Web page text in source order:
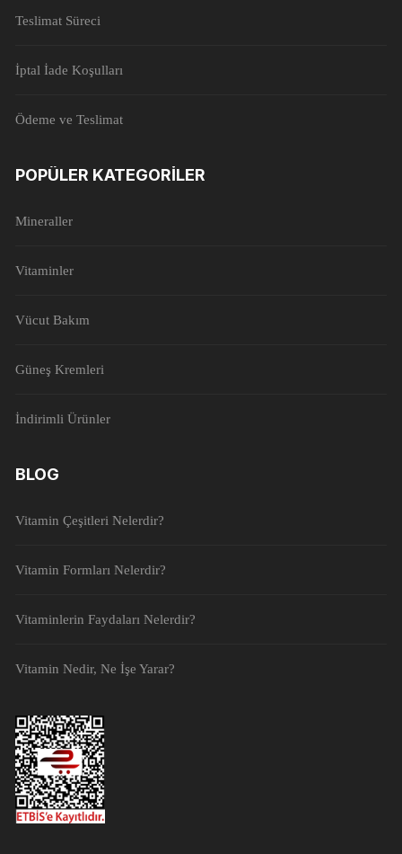
Teslimat Süreci
İptal İade Koşulları
Ödeme ve Teslimat
POPÜLER KATEGORILER
Mineraller
Vitaminler
Vücut Bakım
Güneş Kremleri
İndirimli Ürünler
BLOG
Vitamin Çeşitleri Nelerdir?
Vitamin Formları Nelerdir?
Vitaminlerin Faydaları Nelerdir?
Vitamin Nedir, Ne İşe Yarar?